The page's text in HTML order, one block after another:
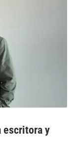
escritora y